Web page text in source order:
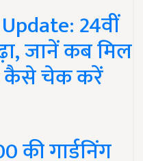
24वीं
जानें कब मिल
कैसे चेक करें
की गार्डनिंग